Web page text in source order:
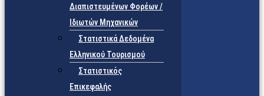
Διαπιστευμένων Φορέων /
Ιδιωτών Μηχανικών
Στατιστικά Δεδομένα
Ελληνικού Τουρισμού
Στατιστικός
Επικεφαλής